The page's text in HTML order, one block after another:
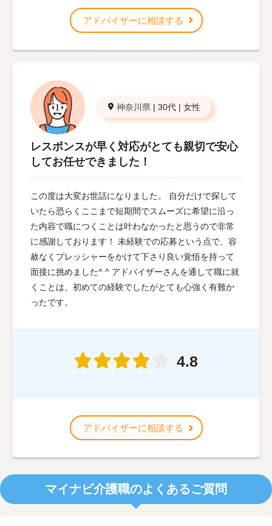
アドバイザーに相談する
神奈川県 | 30代 | 女性
レスポンスが早く対応がとても親切で安心
してお任せできました！
この度は大変お世話になりました。 自分だけで探して
いたら恐らくここまで短期間でスムーズに希望に沿っ
た内容で職につくことは叶わなかったと思うので非常
に感謝しております！ 未経験での応募という点で、容
赦なくプレッシャーをかけて下さり良い覚悟を持って
面接に挑めました^ ^ アドバイザーさんを通して職に就
くことは、初めての経験でしたがとても心強く有難か
ったです。
4.8
アドバイザーに相談する
マイナビ介護職のよくあるご質問